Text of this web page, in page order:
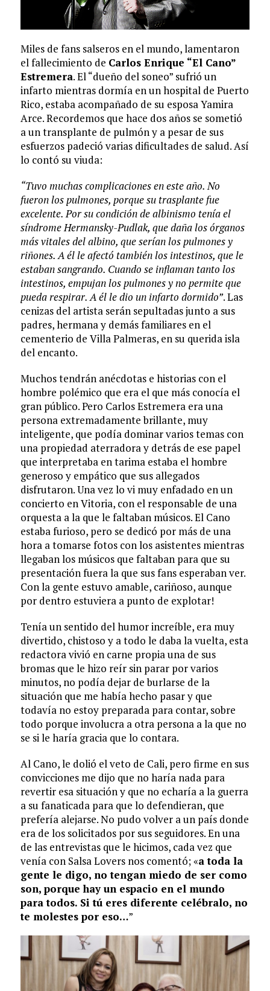
Miles de fans salseros en el mundo, lamentaron
el fallecimiento de Carlos Enrique “El Cano”
Estremera. El “dueño del soneo” sufrió un
infarto mientras dormía en un hospital de Puerto
Rico, estaba acompañado de su esposa Yamira
Arce. Recordemos que hace dos años se sometió
a un transplante de pulmón y a pesar de sus
esfuerzos padeció varias dificultades de salud. Así
lo contó su viuda:
“Tuvo muchas complicaciones en este año. No
fueron los pulmones, porque su trasplante fue
excelente. Por su condición de albinismo tenía el
síndrome Hermansky-Pudlak, que daña los órganos
más vitales del albino, que serían los pulmones y
riñones. A él le afectó también los intestinos, que le
estaban sangrando. Cuando se inflaman tanto los
intestinos, empujan los pulmones y no permite que
pueda respirar. A él le dio un infarto dormido”. Las
cenizas del artista serán sepultadas junto a sus
padres, hermana y demás familiares en el
cementerio de Villa Palmeras, en su querida isla
del encanto.
Muchos tendrán anécdotas e historias con el
hombre polémico que era el que más conocía el
gran público. Pero Carlos Estremera era una
persona extremadamente brillante, muy
inteligente, que podía dominar varios temas con
una propiedad aterradora y detrás de ese papel
que interpretaba en tarima estaba el hombre
generoso y empático que sus allegados
disfrutaron. Una vez lo vi muy enfadado en un
concierto en Vitoria, con el responsable de una
orquesta a la que le faltaban músicos. El Cano
estaba furioso, pero se dedicó por más de una
hora a tomarse fotos con los asistentes mientras
llegaban los músicos que faltaban para que su
presentación fuera la que sus fans esperaban ver.
Con la gente estuvo amable, cariñoso, aunque
por dentro estuviera a punto de explotar!
Tenía un sentido del humor increíble, era muy
divertido, chistoso y a todo le daba la vuelta, esta
redactora vivió en carne propia una de sus
bromas que le hizo reír sin parar por varios
minutos, no podía dejar de burlarse de la
situación que me había hecho pasar y que
todavía no estoy preparada para contar, sobre
todo porque involucra a otra persona a la que no
se si le haría gracia que lo contara.
Al Cano, le dolió el veto de Cali, pero firme en sus
convicciones me dijo que no haría nada para
revertir esa situación y que no echaría a la guerra
a su fanaticada para que lo defendieran, que
prefería alejarse. No pudo volver a un país donde
era de los solicitados por sus seguidores. En una
de las entrevistas que le hicimos, cada vez que
venía con Salsa Lovers nos comentó; «a toda la
gente le digo, no tengan miedo de ser como
son, porque hay un espacio en el mundo
para todos. Si tú eres diferente celébralo, no
te molestes por eso…”